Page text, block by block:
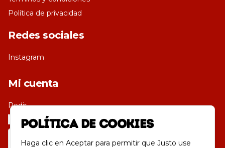
Política de privacidad
Redes sociales
Instagram
Mi cuenta
Pedir
Iniciar sesión
Política de Cookies
Haga clic en Aceptar para permitir que Justo use